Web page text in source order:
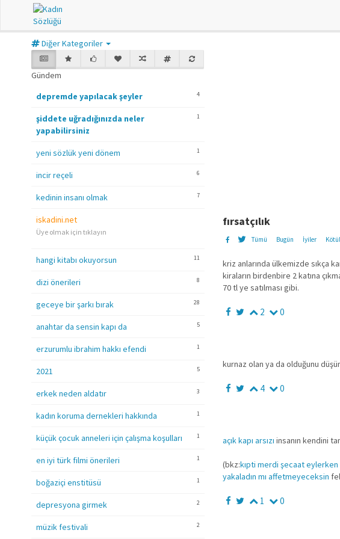
Diğer Kategoriler
Gündem
4
depremde yapılacak şeyler
1
şiddete uğradığınızda neler
yapabilirsiniz
1
yeni sözlük yeni dönem
6
incir reçeli
7
kedinin insanı olmak
iskadini.net
Üye olmak için tıklayın
11
hangi kitabı okuyorsun
8
dizi önerileri
28
geceye bir şarkı bırak
5
anahtar da sensin kapı da
1
erzurumlu ibrahim hakkı efendi
5
2021
3
erkek neden aldatır
1
kadın koruma dernekleri hakkında
1
küçük çocuk anneleri için çalışma koşulları
1
en iyi türk filmi önerileri
1
boğaziçi enstitüsü
2
depresyona girmek
2
müzik festivali
fırsatçılık
Tümü Bugün İyiler
kriz anlarında ülkemizde sıkça
kiraların birdenbire 2 katına
70 tl ye satılması gibi.
2 0
kurnaz olan ya da olduğunu
4 0
açık kapı arsızı insanın kendini
(bkz:kıpti merdi şecaat
yakaladın mı affetmeyeceksin
1 0